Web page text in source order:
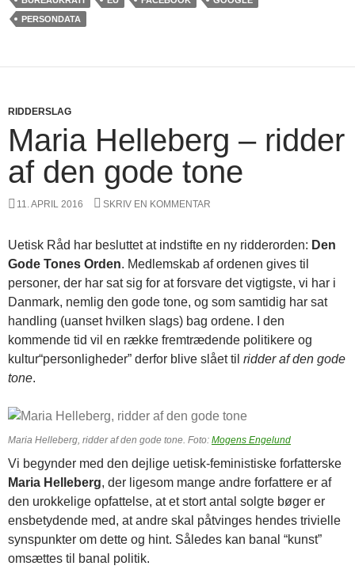
PERSONDATA
RIDDERSLAG
Maria Helleberg – ridder
af den gode tone
11. APRIL 2016 SKRIV EN KOMMENTAR
Uetisk Råd har besluttet at indstifte en ny ridderorden: Den
Gode Tones Orden. Medlemskab af ordenen gives til
personer, der har sat sig for at forsvare det vigtigste, vi har i
Danmark, nemlig den gode tone, og som samtidig har sat
handling (uanset hvilken slags) bag ordene. I den
kommende tid vil en række fremtrædende politikere og
kultur“personligheder” derfor blive slået til ridder af den gode
tone.
Maria Helleberg, ridder af den gode tone. Foto: Mogens Engelund
Vi begynder med den dejlige uetisk-feministiske forfatterske
Maria Helleberg, der ligesom mange andre forfattere er af
den urokkelige opfattelse, at et stort antal solgte bøger er
ensbetydende med, at andre skal påtvinges hendes trivielle
synspunkter om dette og hint. Således kan banal “kunst”
omsættes til banal politik.